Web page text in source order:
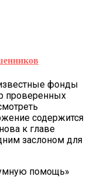
фонды
проверенных
содержится
к главе
заслоном для
помощь»